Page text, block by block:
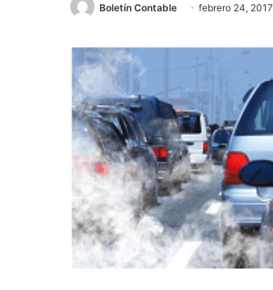
Boletín Contable febrero 24, 2017